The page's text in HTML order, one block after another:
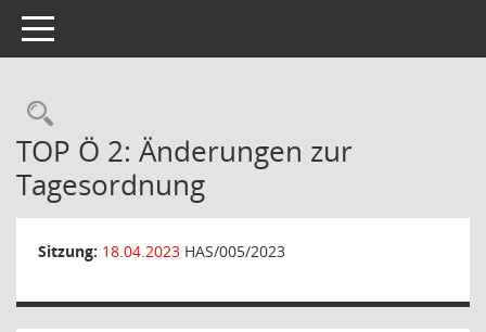
Toggle navigation
Rechercheauswahl
TOP Ö 2: Änderungen zur
Tagesordnung
Sitzung: 18.04.2023 HAS/005/2023